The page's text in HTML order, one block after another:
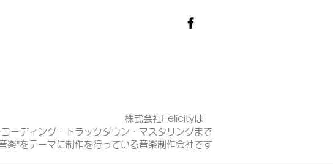
株式会社Felicityは
ーディング・トラックダウン・マスタリングまで
楽”をテーマに制作を行っている音楽制作会社です